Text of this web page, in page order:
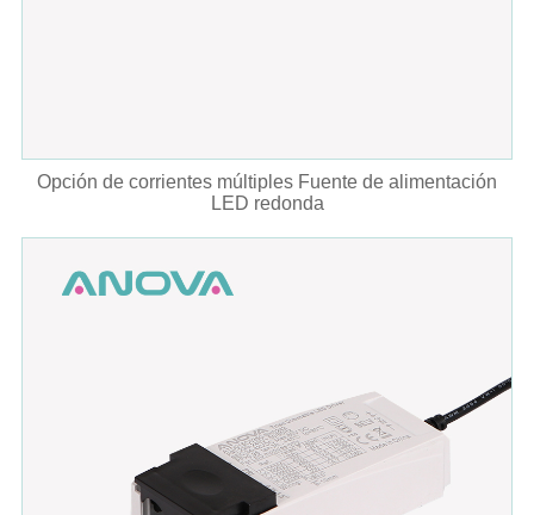
Opción de corrientes múltiples Fuente de alimentación
LED redonda